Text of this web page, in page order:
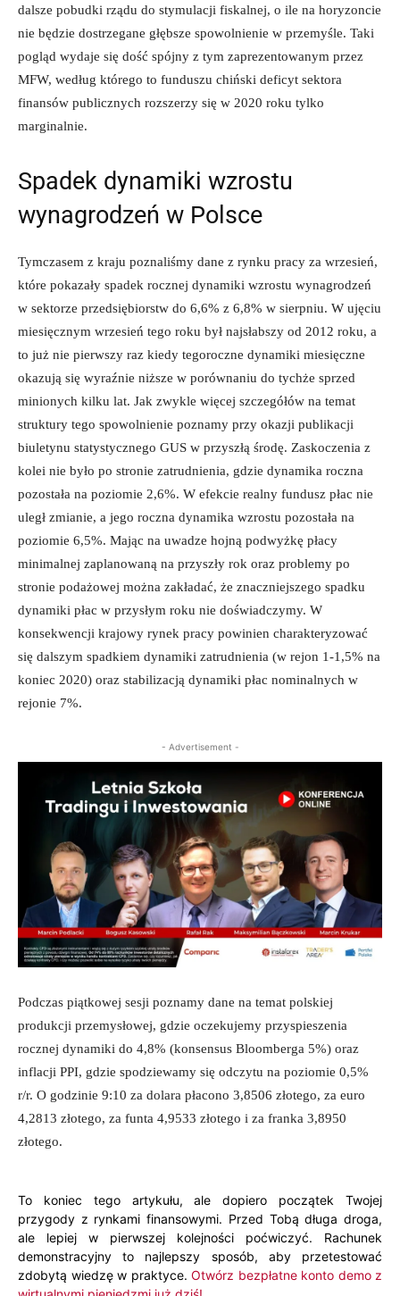
dalsze pobudki rządu do stymulacji fiskalnej, o ile na horyzoncie
nie będzie dostrzegane głębsze spowolnienie w przemyśle. Taki
pogląd wydaje się dość spójny z tym zaprezentowanym przez
MFW, według którego to funduszu chiński deficyt sektora
finansów publicznych rozszerzy się w 2020 roku tylko
marginalnie.
Spadek dynamiki wzrostu
wynagrodzeń w Polsce
Tymczasem z kraju poznaliśmy dane z rynku pracy za wrzesień,
które pokazały spadek rocznej dynamiki wzrostu wynagrodzeń
w sektorze przedsiębiorstw do 6,6% z 6,8% w sierpniu. W ujęciu
miesięcznym wrzesień tego roku był najsłabszy od 2012 roku, a
to już nie pierwszy raz kiedy tegoroczne dynamiki miesięczne
okazują się wyraźnie niższe w porównaniu do tychże sprzed
minionych kilku lat. Jak zwykle więcej szczegółów na temat
struktury tego spowolnienie poznamy przy okazji publikacji
biuletynu statystycznego GUS w przyszłą środę. Zaskoczenia z
kolei nie było po stronie zatrudnienia, gdzie dynamika roczna
pozostała na poziomie 2,6%. W efekcie realny fundusz płac nie
uległ zmianie, a jego roczna dynamika wzrostu pozostała na
poziomie 6,5%. Mając na uwadze hojną podwyżkę płacy
minimalnej zaplanowaną na przyszły rok oraz problemy po
stronie podażowej można zakładać, że znaczniejszego spadku
dynamiki płac w przysłym roku nie doświadczymy. W
konsekwencji krajowy rynek pracy powinien charakteryzować
się dalszym spadkiem dynamiki zatrudnienia (w rejon 1-1,5% na
koniec 2020) oraz stabilizacją dynamiki płac nominalnych w
rejonie 7%.
- Advertisement -
Podczas piątkowej sesji poznamy dane na temat polskiej
produkcji przemysłowej, gdzie oczekujemy przyspieszenia
rocznej dynamiki do 4,8% (konsensus Bloomberga 5%) oraz
inflacji PPI, gdzie spodziewamy się odczytu na poziomie 0,5%
r/r. O godzinie 9:10 za dolara płacono 3,8506 złotego, za euro
4,2813 złotego, za funta 4,9533 złotego i za franka 3,8950
złotego.
To koniec tego artykułu, ale dopiero początek Twojej
przygody z rynkami finansowymi. Przed Tobą długa droga,
ale lepiej w pierwszej kolejności poćwiczyć. Rachunek
demonstracyjny to najlepszy sposób, aby przetestować
zdobytą wiedzę w praktyce. Otwórz bezpłatne konto demo z